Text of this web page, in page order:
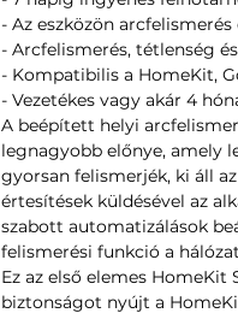
- Az eszközön arcfelismerés
- Arcfelismerés, tétlenség
- Kompatibilis a HomeKit,
- Vezetékes vagy akár 4
A beépített helyi
legnagyobb előnye, amely
gyorsan felismerjék, ki áll
értesítések küldésével az
szabott automatizálások
felismerési funkció a
Ez az első elemes
biztonságot nyújt a